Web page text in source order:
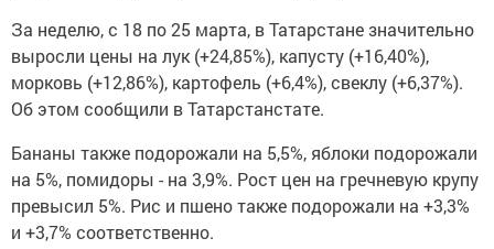
За неделю, с 18 по 25 марта, в Татарстане значительно
выросли цены на лук (+24,85%), капусту (+16,40%),
морковь (+12,86%), картофель (+6,4%), свеклу (+6,37%).
Об этом сообщили в Татарстанстате.
Бананы также подорожали на 5,5%, яблоки подорожали
на 5%, помидоры - на 3,9%. Рост цен на гречневую крупу
превысил 5%. Рис и пшено также подорожали на +3,3%
и +3,7% соответственно.